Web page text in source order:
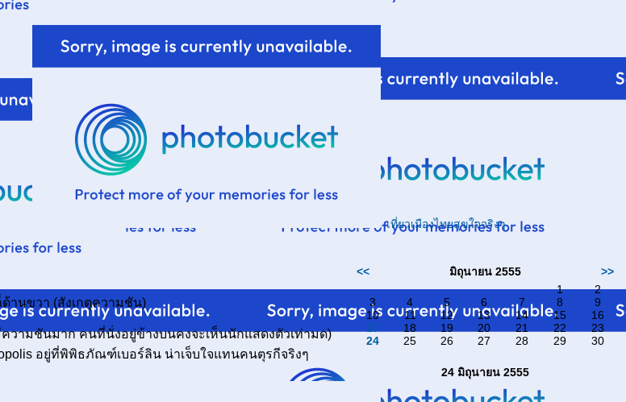
านขวา (สังเกตุความชัน)
วามชันมาก คนที่นั่งอยู่ข้างบนคงจะเห็นนักแสดงตัวเท่ามด)
อยู่ที่พิพิธภัณฑ์เบอร์ลิน น่าเจ็บใจแทนคนตุรกีจริงๆ
เที่ยวเมืองไทยสุขใจจริงๆ
<< มิถุนายน 2555
>>
1
2
3
4 5 6 7 8
9
10
11 12 13 14 15
16
17
18 19 20 21 22
23
24
25 26 27 28 29 30
24 มิถุนายน 2555